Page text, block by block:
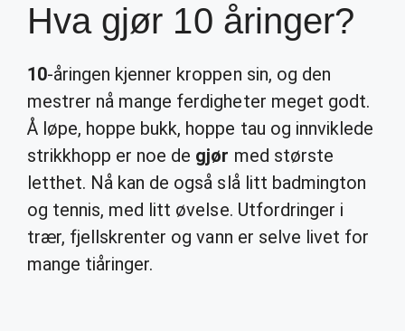
Hva gjør 10 åringer?
10-åringen kjenner kroppen sin, og den
mestrer nå mange ferdigheter meget godt.
Å løpe, hoppe bukk, hoppe tau og innviklede
strikkhopp er noe de gjør med største
letthet. Nå kan de også slå litt badmington
og tennis, med litt øvelse. Utfordringer i
trær, fjellskrenter og vann er selve livet for
mange tiåringer.